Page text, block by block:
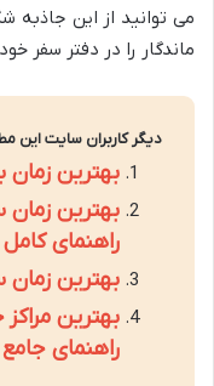
می توانید از این جاذبه
ماندگار را در دفتر سفر
دیگر کاربران سایت این
بهترین زمان
بهترین زمان
راهنمای کامل
بهترین زمان
بهترین
راهنمای جامع ۲۰۲۴